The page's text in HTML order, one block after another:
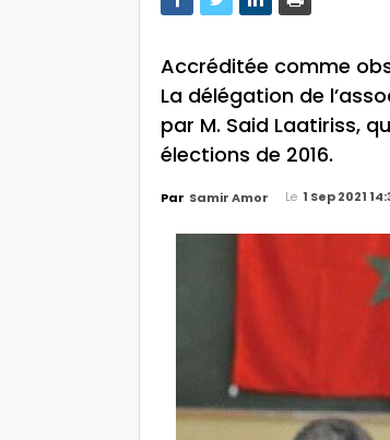
Accréditée comme
La délégation de
par M. Said Laatiriss,
élections de 2016.
Par Samir Amor Le 1 Sep 2021